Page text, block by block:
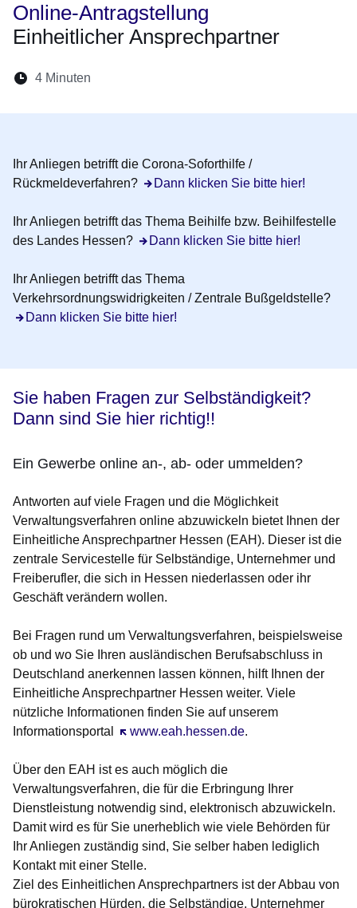
Online-Antragstellung
Einheitlicher Ansprechpartner
Lesedauer:
4 Minuten
Ihr Anliegen betrifft die Corona-Soforthilfe /
Rückmeldeverfahren? Dann klicken Sie bitte hier!
Ihr Anliegen betrifft das Thema Beihilfe bzw. Beihilfestelle
des Landes Hessen?
Dann klicken Sie bitte hier!
Ihr Anliegen betrifft das Thema
Verkehrsordnungswidrigkeiten / Zentrale Bußgeldstelle?
Dann klicken Sie bitte hier!
Sie haben Fragen zur Selbständigkeit?
Dann sind Sie hier richtig!!
Ein Gewerbe online an-, ab- oder ummelden?
Antworten auf viele Fragen und die Möglichkeit
Verwaltungsverfahren online abzuwickeln bietet Ihnen der
Einheitliche Ansprechpartner Hessen (EAH). Dieser ist die
zentrale Servicestelle für Selbständige, Unternehmer und
Freiberufler, die sich in Hessen niederlassen oder ihr
Geschäft verändern wollen.
Bei Fragen rund um Verwaltungsverfahren, beispielsweise
ob und wo Sie Ihren ausländischen Berufsabschluss in
Deutschland anerkennen lassen können, hilft Ihnen der
Einheitliche Ansprechpartner Hessen weiter. Viele
nützliche Informationen finden Sie auf unserem
Informationsportal
www.eah.hessen.de
Öffnet sich in einem neuen Fenster
.
Über den EAH ist es auch möglich die
Verwaltungsverfahren, die für die Erbringung Ihrer
Dienstleistung notwendig sind, elektronisch abzuwickeln.
Damit wird es für Sie unerheblich wie viele Behörden für
Ihr Anliegen zuständig sind, Sie selber haben lediglich
Kontakt mit einer Stelle.
Ziel des Einheitlichen Ansprechpartners ist der Abbau von
bürokratischen Hürden, die Selbständige, Unternehmer